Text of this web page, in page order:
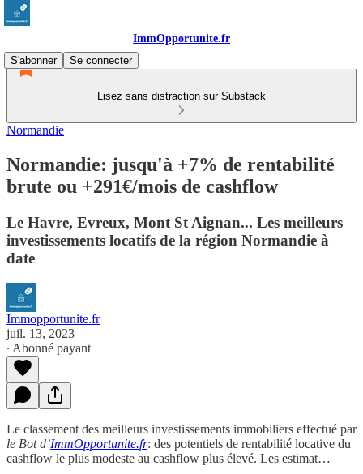
ImmOpportunite.fr
S'abonner
Se connecter
Lisez sans distraction sur Substack
Normandie
Normandie: jusqu'à +7% de rentabilité
brute ou +291€/mois de cashflow
Le Havre, Evreux, Mont St Aignan... Les meilleurs
investissements locatifs de la région Normandie à
date
Immopportunite.fr
juil. 13, 2023
∙ Abonné payant
Le classement des meilleurs investissements immobiliers effectué par
le Bot d’ImmOpportunite.fr: des potentiels de rentabilité locative du
cashflow le plus modeste au cashflow plus élevé. Les estimat…